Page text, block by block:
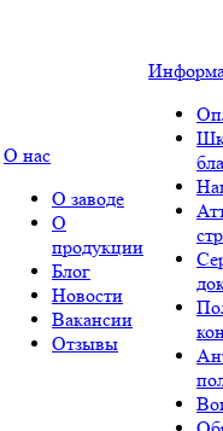
О нас
О заводе
О
продукции
Блог
Новости
Вакансии
Отзывы